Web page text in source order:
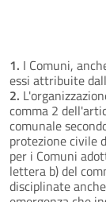
1. I Comuni,
essi attribuite
2.
comma 2
comunale
protezione civile
per i Comuni
lettera b) del
disciplinate